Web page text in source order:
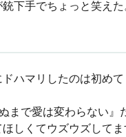
下手でちょっと笑えた
ハマリしたのは初め
で愛は変わらない』
しくてウズウズしてま